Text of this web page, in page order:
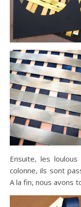
Ensuite, les
colonne, ils sont
A la fin, nous avons